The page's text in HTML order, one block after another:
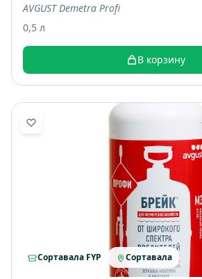
AVGUST Demetra Profi
0,5 л
В корзину
Сортавала FYP Сортавала